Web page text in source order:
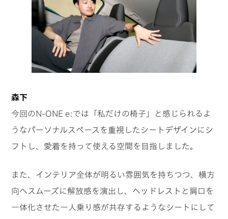
森下
今回のN-ONE e:では「私だけの椅子」と感じられるよ
うなパーソナルスペースを重視したシートデザインにシ
フトし、愛着を持って使える空間を目指しました。
また、インテリア全体が明るい雰囲気を持ちつつ、横方
向へスムーズに解放感を演出し、ヘッドレストと肩口を
一体化させた一人乗り感が共存するようなシートにして